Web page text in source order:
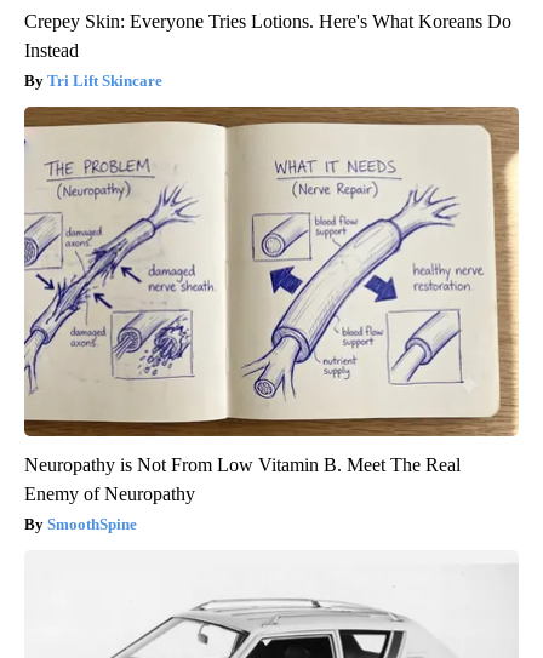
Crepey Skin: Everyone Tries Lotions. Here's What Koreans Do
Instead
Tri Lift Skincare
Neuropathy is Not From Low Vitamin B. Meet The Real
Enemy of Neuropathy
SmoothSpine